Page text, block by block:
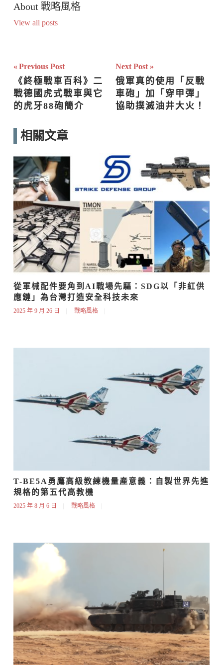
About 戰略風格
View all posts
文
章
導
覽
Previous Post
《終極戰車百科》二
戰德國虎式戰車與它
的虎牙88砲簡介
Next Post
俄軍真的使用「反戰
車砲」加「穿甲彈」
協助撲滅油井大火！
相關文章
從軍械配件要角到AI戰場先驅：SDG以「非紅供
應鏈」為台灣打造安全科技未來
2025 年 9 月 26 日 戰略風格
T-BE5A勇鷹高級教練機量產意義：自製世界先進
規格的第五代高教機
2025 年 8 月 6 日 戰略風格